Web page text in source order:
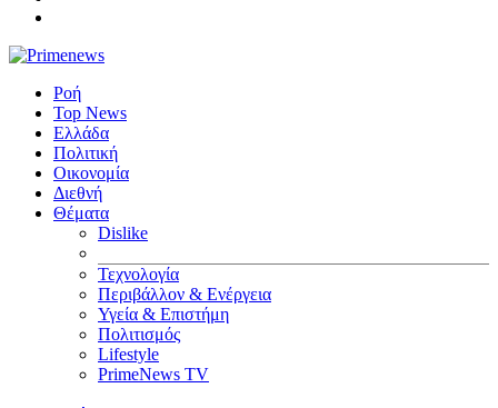
Ροή
Top News
Ελλάδα
Πολιτική
Οικονομία
Διεθνή
Θέματα
Dislike
Τεχνολογία
Περιβάλλον & Ενέργεια
Υγεία & Επιστήμη
Πολιτισμός
Lifestyle
PrimeNews TV